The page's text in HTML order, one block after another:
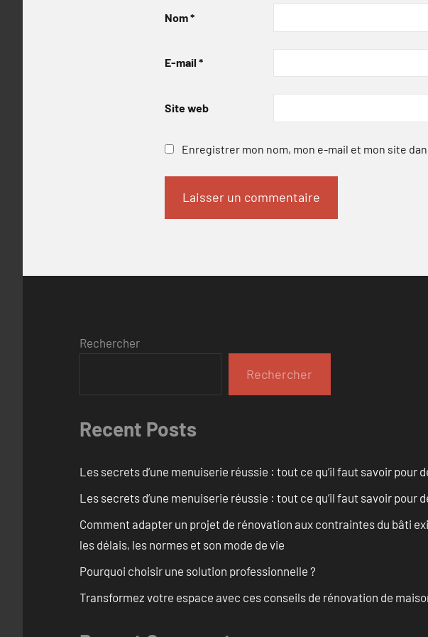
Nom*
E-mail *
Site web
Enregistrer mon nom, mon e-mail et mon site
Rechercher
Rechercher
Recent Posts
Les secrets d’une menuiserie réussie : tout ce qu’il faut savoir pour
Les secrets d’une menuiserie réussie : tout ce qu’il faut savoir pour
Comment adapter un projet de rénovation aux contraintes du bâti
les délais, les normes et son mode de vie
Pourquoi choisir une solution professionnelle ?
Transformez votre espace avec ces conseils de rénovation de